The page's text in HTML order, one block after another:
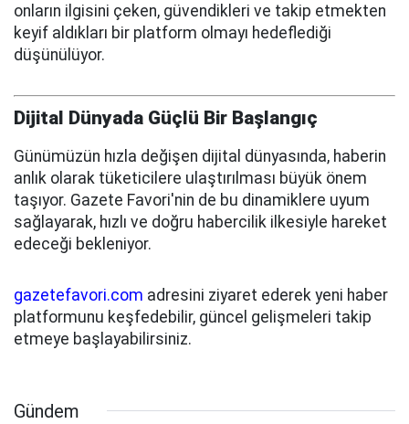
onların ilgisini çeken, güvendikleri ve takip etmekten
keyif aldıkları bir platform olmayı hedeflediği
düşünülüyor.
Dijital Dünyada Güçlü Bir Başlangıç
Günümüzün hızla değişen dijital dünyasında, haberin
anlık olarak tüketicilere ulaştırılması büyük önem
taşıyor. Gazete Favori'nin de bu dinamiklere uyum
sağlayarak, hızlı ve doğru habercilik ilkesiyle hareket
edeceği bekleniyor.
gazetefavori.com adresini ziyaret ederek yeni haber
platformunu keşfedebilir, güncel gelişmeleri takip
etmeye başlayabilirsiniz.
Gündem